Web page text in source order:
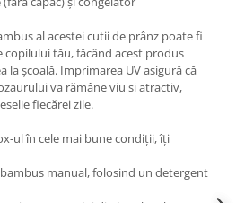
al acestei cutii de prânz poate fi
copilului tău, făcând acest produs
la școală. Imprimarea UV asigură că
va rămâne viu si atractiv,
fiecărei zile.
ul în cele mai bune condiții, îți
manual, folosind un detergent